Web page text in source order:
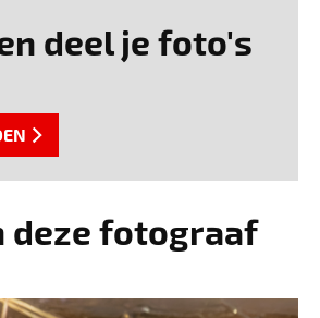
deel je foto's
deze fotograaf